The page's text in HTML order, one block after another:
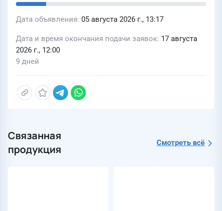
Дата объявления 05 августа 2026 г., 13:17
Дата и время окончания подачи заявок 17 августа
2026 г., 12:00
9 дней
Связанная
продукция
Смотреть всё